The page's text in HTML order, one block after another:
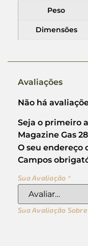
Peso
Dimensões
Avaliações
Não há
Seja o primeiro
Magazine Gas
O seu endereço
Campos
Sua Avaliação *
Sua Avaliação